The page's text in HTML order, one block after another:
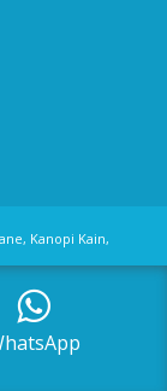
Kanopi Kain,